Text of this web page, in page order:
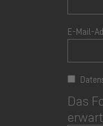
E-Mail-
Das